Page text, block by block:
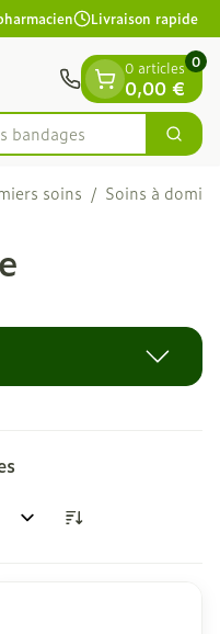
Livraison rapide
bandages
0 articles
0,00 €
0
soins / Soins à